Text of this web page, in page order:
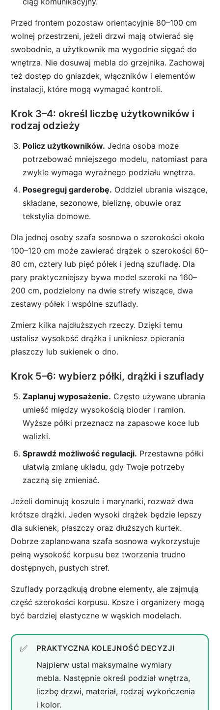
Przed frontem pozostaw orientacyjnie 80–100 cm
wolnej przestrzeni, jeżeli drzwi mają otwierać się
swobodnie, a użytkownik ma wygodnie sięgać do
wnętrza. Nie dosuwaj mebla do grzejnika. Zachowaj
też dostęp do gniazdek, włączników i elementów
instalacji, które mogą wymagać kontroli.
Krok 3–4: określ liczbę użytkowników i
rodzaj odzieży
Policz użytkowników. Jedna osoba może
potrzebować mniejszego modelu, natomiast para
zwykle wymaga wyraźnego podziału wnętrza.
Posegreguj garderobę. Oddziel ubrania wiszące,
składane, sezonowe, bieliznę, obuwie oraz
tekstylia domowe.
Dla jednej osoby szafa sosnowa o szerokości około
100–120 cm może zawierać drążek o szerokości 60–
80 cm, cztery lub pięć półek i jedną szufladę. Dla
pary praktyczniejszy bywa model szeroki na 160–
200 cm, podzielony na dwie strefy wiszące, dwa
zestawy półek i wspólne szuflady.
Zmierz kilka najdłuższych rzeczy. Dzięki temu
ustalisz wysokość drążka i unikniesz opierania
płaszczy lub sukienek o dno.
Krok 5–6: wybierz półki, drążki i szuflady
Zaplanuj wyposażenie. Często używane ubrania
umieść między wysokością bioder i ramion.
Wyższe półki przeznacz na zapasowe koce lub
walizki.
Sprawdź możliwość regulacji. Przestawne półki
ułatwią zmianę układu, gdy Twoje potrzeby
zaczną się zmieniać.
Jeżeli dominują koszule i marynarki, rozważ dwa
krótsze drążki. Jeden wysoki drążek będzie lepszy
dla sukienek, płaszczy oraz dłuższych kurtek.
Dobrze zaplanowana szafa sosnowa wykorzystuje
pełną wysokość korpusu bez tworzenia trudno
dostępnych, pustych stref.
Szuflady porządkują drobne elementy, ale zajmują
część szerokości korpusu. Kosze i organizery mogą
być bardziej elastyczne w wąskich modelach.
PRAKTYCZNA KOLEJNOŚĆ DECYZJI
Najpierw ustal maksymalne wymiary
mebla. Następnie określ podział wnętrza,
liczbę drzwi, materiał, rodzaj wykończenia
i kolor.